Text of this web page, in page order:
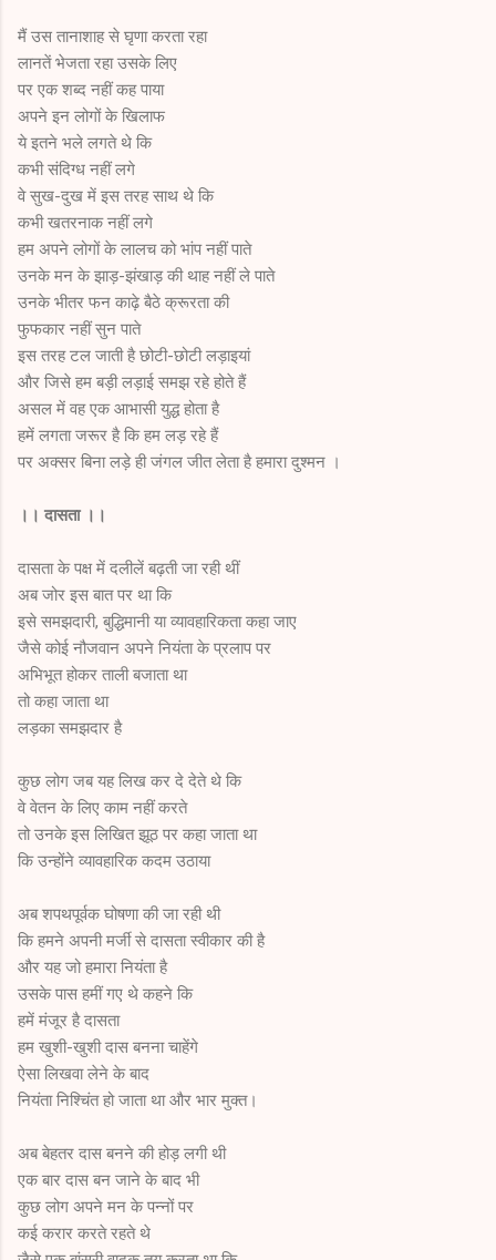
मैं उस तानाशाह से घृणा करता रहा
लानतें भेजता रहा उसके लिए
पर एक शब्द नहीं कह पाया
अपने इन लोगों के खिलाफ
ये इतने भले लगते थे कि
कभी संदिग्ध नहीं लगे
वे सुख-दुख में इस तरह साथ थे कि
कभी खतरनाक नहीं लगे
हम अपने लोगों के लालच को भांप नहीं पाते
उनके मन के झाड़-झंखाड़ की थाह नहीं ले पाते
उनके भीतर फन काढ़े बैठे क्रूरता की
फुफकार नहीं सुन पाते
इस तरह टल जाती है छोटी-छोटी लड़ाइयां
और जिसे हम बड़ी लड़ाई समझ रहे होते हैं
असल में वह एक आभासी युद्ध होता है
हमें लगता जरूर है कि हम लड़ रहे हैं
पर अक्सर बिना लड़े ही जंगल जीत लेता है हमारा दुश्मन ।
।। दासता ।।
दासता के पक्ष में दलीलें बढ़ती जा रही थीं
अब जोर इस बात पर था कि
इसे समझदारी, बुद्धिमानी या व्यावहारिकता कहा जाए
जैसे कोई नौजवान अपने नियंता के प्रलाप पर
अभिभूत होकर ताली बजाता था
तो कहा जाता था
लड़का समझदार है
कुछ लोग जब यह लिख कर दे देते थे कि
वे वेतन के लिए काम नहीं करते
तो उनके इस लिखित झूठ पर कहा जाता था
कि उन्होंने व्यावहारिक कदम उठाया
अब शपथपूर्वक घोषणा की जा रही थी
कि हमने अपनी मर्जी से दासता स्वीकार की है
और यह जो हमारा नियंता है
उसके पास हमीं गए थे कहने कि
हमें मंजूर है दासता
हम खुशी-खुशी दास बनना चाहेंगे
ऐसा लिखवा लेने के बाद
नियंता निश्चिंत हो जाता था और भार मुक्त।
अब बेहतर दास बनने की होड़ लगी थी
एक बार दास बन जाने के बाद भी
कुछ लोग अपने मन के पन्नों पर
कई करार करते रहते थे